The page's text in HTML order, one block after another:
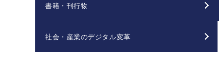
書籍・刊行物
社会・産業のデジタル変革